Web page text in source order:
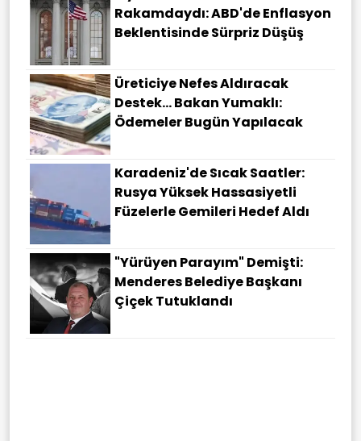
Rakamdaydı: ABD'de Enflasyon
Beklentisinde Sürpriz Düşüş
Üreticiye Nefes Aldıracak
Destek... Bakan Yumaklı:
Ödemeler Bugün Yapılacak
Karadeniz'de Sıcak Saatler:
Rusya Yüksek Hassasiyetli
Füzelerle Gemileri Hedef Aldı
"Yürüyen Parayım" Demişti:
Menderes Belediye Başkanı
Çiçek Tutuklandı